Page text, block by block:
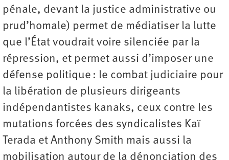
pénale, devant la justice administrative ou
prud’homale) permet de médiatiser la lutte
que l’État voudrait voire silenciée par la
répression, et permet aussi d’imposer une
défense politique : le combat judiciaire pour
la libération de plusieurs dirigeants
indépendantistes kanaks, ceux contre les
mutations forcées des syndicalistes Kaï
Terada et Anthony Smith mais aussi la
mobilisation autour de la dénonciation des